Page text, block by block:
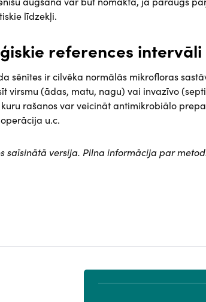
līdzekļi.
references
sēnītes ir cilvēka normālās mikrofloras
virsmu (ādas, matu, nagu) vai invazīvo
rašanos var veicināt antimikrobiālo
u.c.
saīsinātā versija. Pilna informācija par